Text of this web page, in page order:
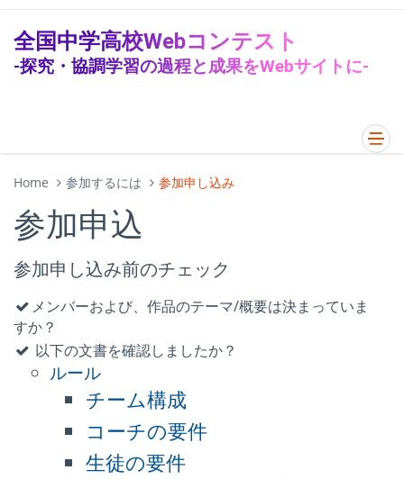
全国中学高校Webコンテスト
-探究・協調学習の過程と成果をWebサイトに-
Home 参加するには 参加申し込み
参加申込
参加申し込み前のチェック
メンバーおよび、作品のテーマ/概要は決まっていま
すか？
以下の文書を確認しましたか？
ルール
チーム構成
コーチの要件
生徒の要件